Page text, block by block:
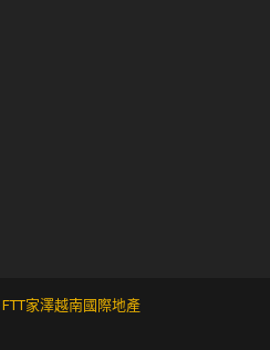
FTT家澤越南國際地產